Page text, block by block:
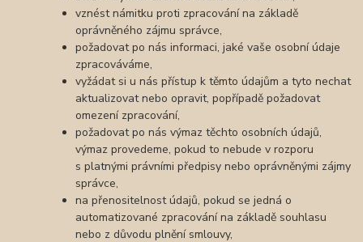
vznést námitku proti zpracování na základě
oprávněného zájmu správce,
požadovat po nás informaci, jaké vaše osobní údaje
zpracováváme,
vyžádat si u nás přístup k těmto údajům a tyto nechat
aktualizovat nebo opravit, popřípadě požadovat
omezení zpracování,
požadovat po nás výmaz těchto osobních údajů,
výmaz provedeme, pokud to nebude v rozporu
s platnými právními předpisy nebo oprávněnými zájmy
správce,
na přenositelnost údajů, pokud se jedná o
automatizované zpracování na základě souhlasu
nebo z důvodu plnění smlouvy,